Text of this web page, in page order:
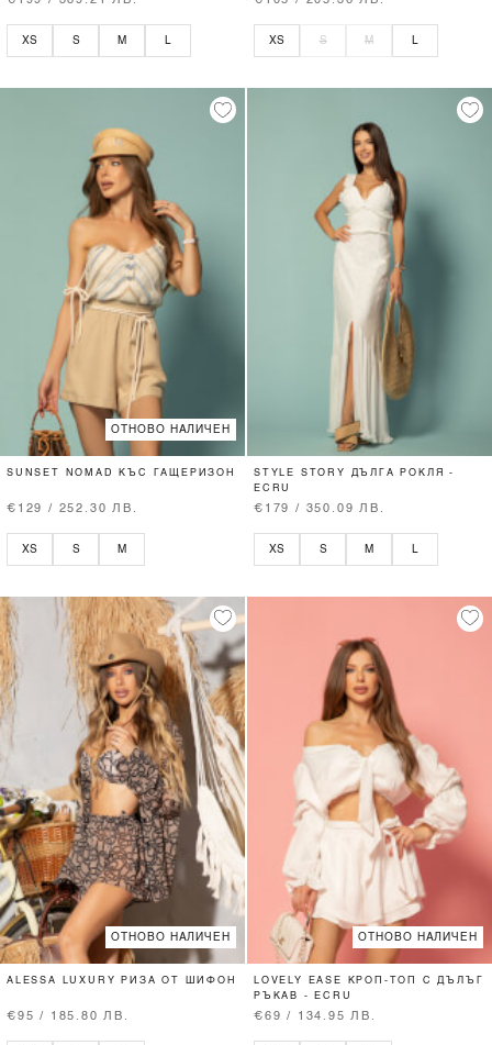
XS S M L XS S M L
ОТНОВО НАЛИЧЕН
SUNSET NOMAD КЪС ГАЩЕРИЗОН
€129 / 252.30 ЛВ.
XS S M
STYLE STORY ДЪЛГА РОКЛЯ -
ECRU
€179 / 350.09 ЛВ.
XS S M
ОТНОВО НАЛИЧЕН
ALESSA LUXURY РИЗА ОТ ШИФОН
€95 / 185.80 ЛВ.
ОТНОВО НАЛИЧЕН
LOVELY EASE КРОП-ТОП С ДЪЛЪГ
РЪКАВ - ECRU
€69 / 134.95 ЛВ.